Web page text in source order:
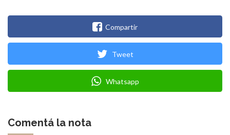
Compartir
Tweet
Whatsapp
Comentá la nota